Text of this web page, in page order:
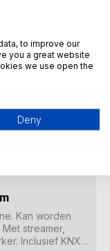
met 4+ zones
8x30W
paging en
Normale prijs:
€ 2.290,00
Kan worden
streamer,
Inclusief KNX,
to improve our
you a great website
we use open the
Deny